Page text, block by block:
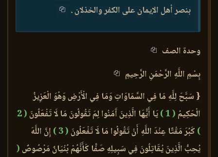
بنصر أهل الإيمان على الكفر والخذلان .
وحدة الصف
بِسْمِ اللَّهِ الرَّحْمَنِ الرَّحِيمِ
{ سَبَّحَ لِلَّهِ مَا فِي السَّمَاوَاتِ وَمَا فِي الْأَرْضِ وَهُوَ الْعَزِيزُ
الْحَكِيمُ ( 1 ) يَا أَيُّهَا الَّذِينَ آَمَنُوا لِمَ تَقُولُونَ مَا لَا تَفْعَلُونَ ( 2
) كَبُرَ مَقْتًا عِنْدَ اللَّهِ أَنْ تَقُولُوا مَا لَا تَفْعَلُونَ ( 3 )
إِنَّ اللَّهَ
يُحِبُّ الَّذِينَ يُقَاتِلُونَ فِي سَبِيلِهِ صَفًّا كَأَنَّهُمْ بُنْيَانٌ مَرْصُوصٌ (